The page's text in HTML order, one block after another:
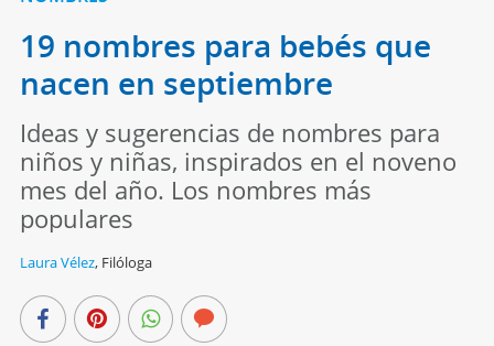
19 nombres para bebés que
nacen en septiembre
Ideas y sugerencias de nombres para
niños y niñas, inspirados en el noveno
mes del año. Los nombres más
populares
Laura Vélez, Filóloga